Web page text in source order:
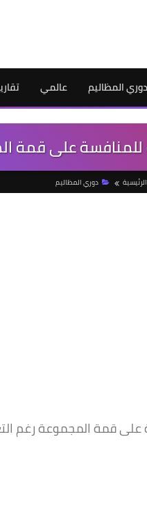
دوري المظاليم عالمي
على قمة
دوري المظاليم
قمة المجموعة رغم